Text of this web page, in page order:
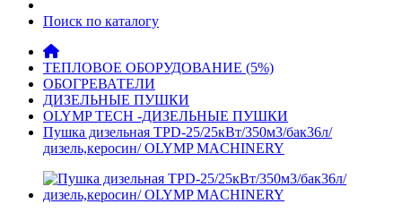
Поиск по каталогу
ТЕПЛОВОЕ ОБОРУДОВАНИЕ (5%)
ОБОГРЕВАТЕЛИ
ДИЗЕЛЬНЫЕ ПУШКИ
OLYMP TECH -ДИЗЕЛЬНЫЕ ПУШКИ
Пушка дизельная TPD-25/25кВт/350м3/бак36л/
дизель,керосин/ OLYMP MACHINERY